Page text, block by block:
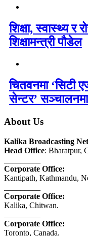
शिक्षा, स्वास्थ्य र
शिक्षामन्त्री पौडेल
चितवनमा ‘सिटी
सेन्टर’ सञ्चालनमा
About Us
Kalika Broadcasting
Head Office: Bharatpur,
Corporate Office:
Kantipath, Kathmandu,
Corporate Office:
Kalika, Chitwan.
Corporate Office:
Toronto, Canada.